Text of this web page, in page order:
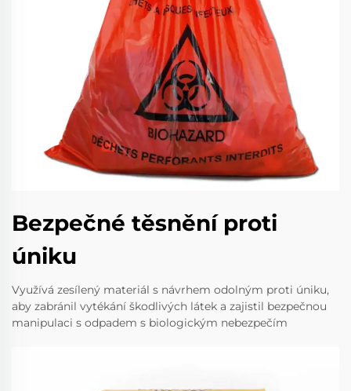
Bezpečné těsnění proti
úniku
Využívá zesílený materiál s návrhem odolným proti úniku,
aby zabránil vytékání škodlivých látek a zajistil bezpečnou
manipulaci s odpadem s biologickým nebezpečím